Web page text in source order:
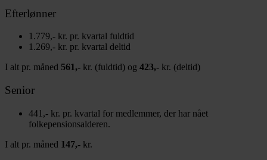
Efterlønner
1.779,- kr. pr. kvartal fuldtid
1.269,- kr. pr. kvartal deltid
I alt pr. måned 561,- kr. (fuldtid) og 423,- kr. (deltid)
Senior
441,- kr. pr. kvartal for medlemmer, der har nået
folkepensionsalderen.
I alt pr. måned 147,- kr.